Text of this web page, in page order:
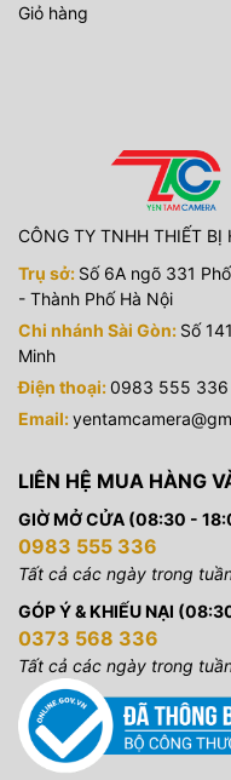
Giỏ hàng
CÔNG TY TNHH THIẾT BỊ
Trụ sở: Số 6A ngõ 331
- Thành Phố Hà Nội
Chi nhánh Sài Gòn: Số
Minh
Điện thoại:0983 555 336
Email:
LIÊN HỆ MUA HÀNG
GIỜ MỞ CỬA (08:30 -
0983 555 336
Tất cả các ngày trong
GÓP Ý & KHIẾU NẠI
0373 568 336
Tất cả các ngày trong